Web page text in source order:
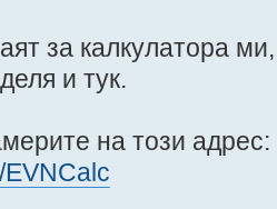
за калкулатора
и тук.
на този адрес: